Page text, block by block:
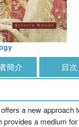
簡介 目次
a new
provides a medium